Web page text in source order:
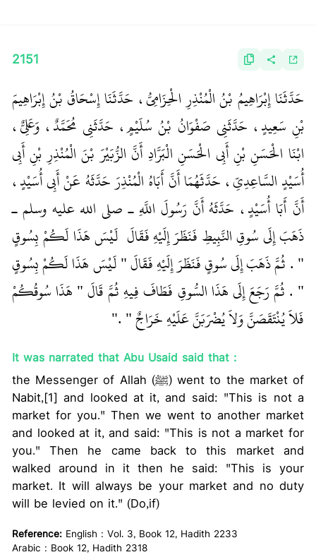
2151
حَدَّثَنَا إِبْرَاهِيمُ بْنُ الْمُنْذِرِ الْحِزَامِيُّ، حَدَّثَنَا إِسْحَاقُ بْنُ إِبْرَاهِيمَ
بْنِ سَعِيدٍ، حَدَّثَنِي صَفْوَانُ بْنُ سُلَيْمٍ، حَدَّثَنِي مُحَمَّدٌ، وَعَلِيٌّ،
ابْنَا الْحَسَنِ بْنِ أَبِي الْحَسَنِ الْبَرَّادِ أَنَّ الزُّبَيْرَ بْنَ الْمُنْذِرِ بْنِ أَبِي
أُسَيْدٍ السَّاعِدِيِّ، حَدَّثَهُمَا أَنَّ أَبَاهُ الْمُنْذِرَ حَدَّثَهُ عَنْ أَبِي أُسَيْدٍ،
أَنَّ أَبَا أُسَيْدٍ، حَدَّثَهُ أَنَّ رَسُولَ اللَّهِ ـ صلى الله عليه وسلم ـ
ذَهَبَ إِلَى سُوقِ النَّبِيطِ فَنَظَرَ إِلَيْهِ فَقَالَ ‏‏ لَيْسَ هَذَا لَكُمْ بِسُوقٍ
‏"‏ ‏.‏ ثُمَّ ذَهَبَ إِلَى سُوقٍ فَنَظَرَ إِلَيْهِ فَقَالَ ‏"‏ لَيْسَ هَذَا لَكُمْ بِسُوقٍ
‏"‏ ‏.‏ ثُمَّ رَجَعَ إِلَى هَذَا السُّوقِ فَطَافَ فِيهِ ثُمَّ قَالَ ‏"‏ هَذَا سُوقُكُمْ
فَلاَ يُنْتَقَصَنَّ وَلاَ يُضْرَبَنَّ عَلَيْهِ خَرَاجٌ ‏"‏ ‏.‏"
It was narrated that Abu Usaid said that :
the Messenger of Allah (ﷺ) went to the market of
Nabit,[1] and looked at it, and said: "This is not a
market for you." Then we went to another market
and looked at it, and said: "This is not a market for
you." Then he came back to this market and
walked around in it then he said: "This is your
market. It will always be your market and no duty
will be levied on it." (Do,if)
Reference: English : Vol. 3, Book 12, Hadith 2233
Arabic : Book 12, Hadith 2318